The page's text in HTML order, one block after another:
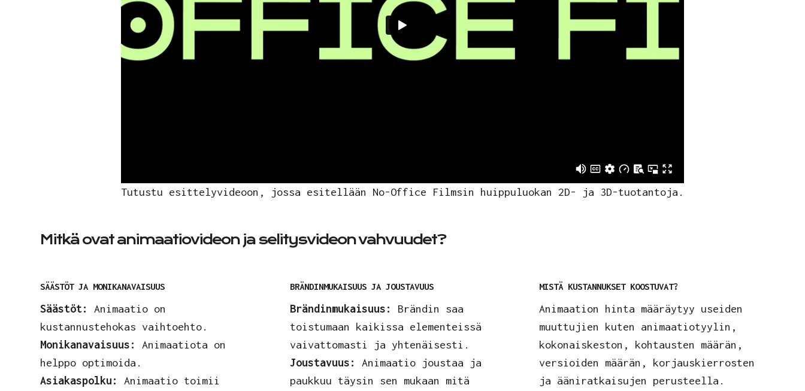
Tutustu esittelyvideoon, jossa esitellään No-Office Filmsin huippuluokan 2D- ja 3D-tuotantoja.
Mitkä ovat animaatiovideon ja selitysvideon vahvuudet?
SÄÄSTÖT JA MONIKANAVAISUUS
Säästöt:
Animaatio on
kustannustehokas vaihtoehto.
Monikanavaisuus:
Animaatiota on
helppo optimoida.
Asiakaspolku:Animaatio toimii
BRÄNDINMUKAISUUS JA JOUSTAVUUS
Brändinmukaisuus:
Brändin saa
toistumaan kaikissa elementeissä
vaivattomasti ja yhtenäisesti.
Joustavuus: Animaatio joustaa ja
paukkuu täysin sen mukaan mitä
MISTÄ KUSTANNUKSET KOOSTUVAT?
Animaation hinta määräytyy useiden
muuttujien kuten animaatiotyylin,
kokonaiskeston, kohtausten määrän,
versioiden määrän, korjauskierrosten
ja ääniratkaisujen perusteella.